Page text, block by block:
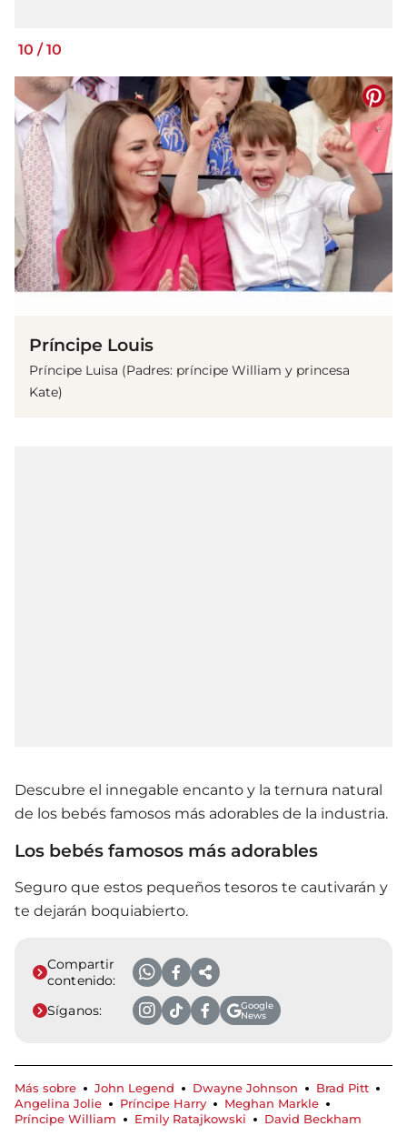
10 /10
(© 2022 Getty Images)
Príncipe Louis
Príncipe Luisa (Padres: príncipe William y princesa
Kate)
Descubre el innegable encanto y la ternura natural
de los bebés famosos más adorables de la industria.
Los bebés famosos más adorables
Seguro que estos pequeños tesoros te cautivarán y
te dejarán boquiabierto.
Compartir
contenido:
Síganos:
Google
News
Más sobre John Legend Dwayne Johnson
Brad Pitt
Angelina Jolie
Príncipe Harry
Meghan Markle
Príncipe William
Emily Ratajkowski David Beckham